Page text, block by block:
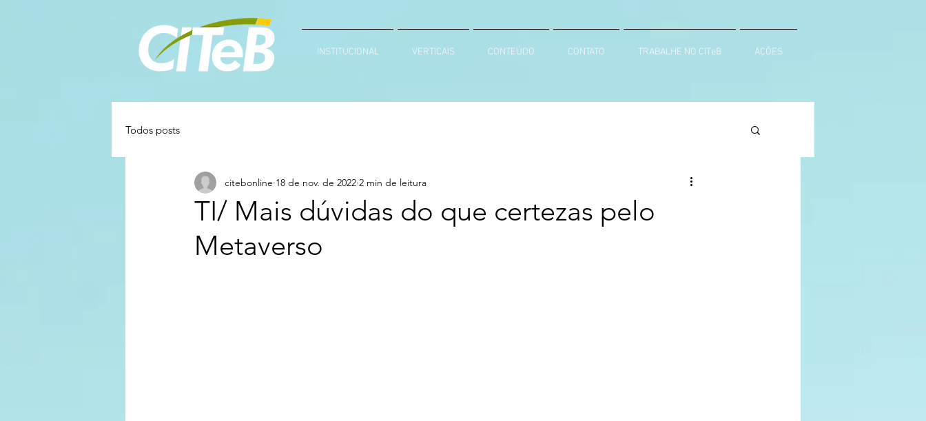
INSTITUCIONAL VERTICAIS CONTEÚDO CONTATO TRABALHE NO CITeB AÇÕES
Todos posts
TI/ Mais dúvidas do que certezas pelo
Metaverso
citebonline 18 de nov. de 2022 2 min de leitura